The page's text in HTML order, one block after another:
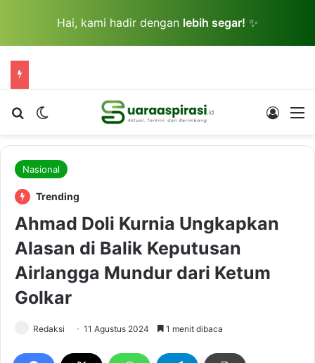
Hai, kami hadir dengan lebih segar! ✨
Cari berita...Switch skin Log In
Nasional
Trending
Ahmad Doli Kurnia Ungkapkan
Alasan di Balik Keputusan
Airlangga Mundur dari Ketum
Golkar
Redaksi 11 Agustus 2024 1 menit dibaca